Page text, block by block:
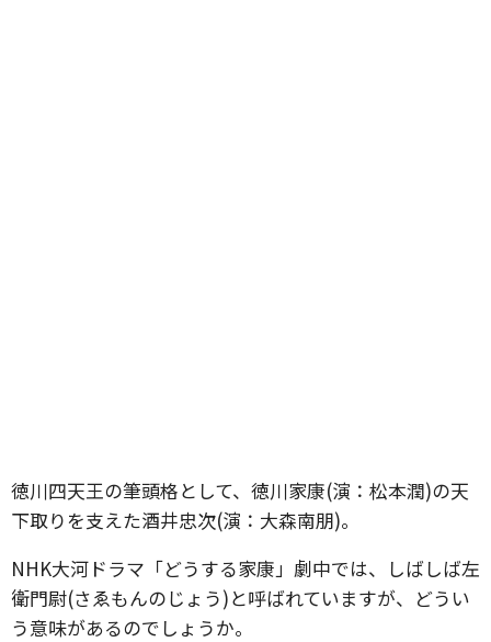
徳川四天王の筆頭格として、徳川家康(演：松本潤)の天
下取りを支えた酒井忠次(演：大森南朋)。
NHK大河ドラマ「どうする家康」劇中では、しばしば左
衛門尉(さゑもんのじょう)と呼ばれていますが、どうい
う意味があるのでしょうか。